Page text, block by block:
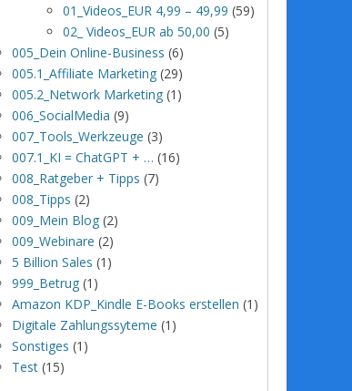
01_Videos_EUR 4,99 – 49,99 (59)
02_ Videos_EUR ab 50,00 (5)
005_Dein Online-Business (6)
005.1_Affiliate Marketing (29)
005.2_Network Marketing (1)
006_SocialMedia (9)
007_Tools_Werkzeuge (3)
007.1_KI = ChatGPT + … (16)
008_Ratgeber + Tipps (7)
008_Tipps (2)
009_Mein Blog (2)
009_Webinare (2)
5 Billion Sales (1)
999_Betrug (1)
Amazon KDP_Kindle E-Books erstellen (1)
Digitale Zahlungssyteme (1)
Sonstiges (1)
Test (15)